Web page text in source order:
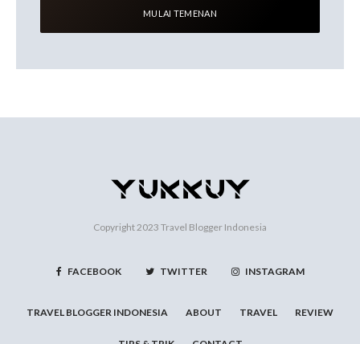
Copyright 2023 Travel Blogger Indonesia
FACEBOOK TWITTER INSTAGRAM
TRAVEL BLOGGER INDONESIA ABOUT TRAVEL REVIEW